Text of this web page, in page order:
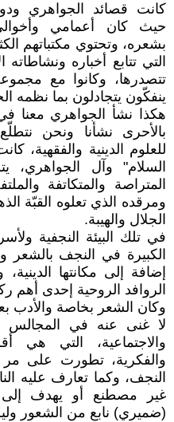
كانت قصائد الجواهري
حيث كان أعمامي
بشعره، وتحتوي مكتباتهم
التي تتابع أخباره ونشاطاته
تتصدرها، وكانوا مع
ينفكّون يتجادلون بما نظمه
هكذا نشأ الجواهري معنا في
بالأحرى نشأنا ونحن
للعلوم الدينية والفقهية،
السلام" وآل الجواهري،
المتراصة والمتكاتفة
ومرقده الذي تعلوه القبّة
الجلال والهيبة.
في تلك البيئة النجفية
الكبيرة في النجف بالشعر
إضافة إلى مكانتها
الروافد الروحية إحدى أهم
وكان الشعر بخاصة والأدب
لا غنى عنه في المجالس
والاجتماعية، التي هي
والفكرية، تطورت على
النجف، وكما تعارف عليه
غير مصطنع أو يهدف
(ضميري) نابع من الشعور